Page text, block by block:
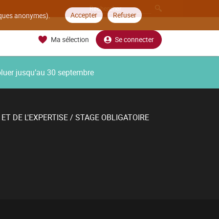
anonymes). Accepter Refuser
Ma sélection Se connecter
jusqu’au 30 septembre
DE L'EXPERTISE / STAGE OBLIGATOIRE